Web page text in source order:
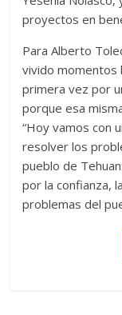
proyectos en
Para Alberto
vivido momentos
primera vez por
porque esa
“Hoy vamos con
resolver los
pueblo de
por la confianza,
problemas del